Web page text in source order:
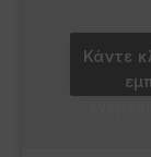
Κάντε